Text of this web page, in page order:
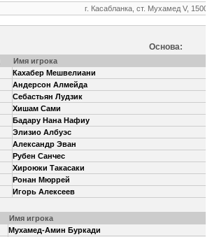
г. Касабланка, ст. Мухамед V,
Основа:
Имя игрока
Кахабер Мешвелиани
Андерсон Алмейда
Себастьян Лудзик
Хишам Сами
Бадару Нана Нафиу
Элизио Албуэс
Александр Эван
Рубен Санчес
Хироюки Такасаки
Ронан Мюррей
Игорь Алексеев
Имя игрока
Мухамед-Амин Буркади